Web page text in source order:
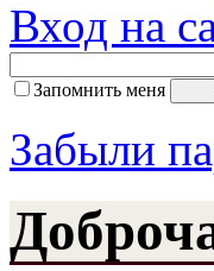
Вход на
Запомнить меня
Забыли